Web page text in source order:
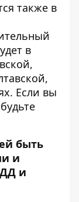
также в
в
Если вы
быть
и
и